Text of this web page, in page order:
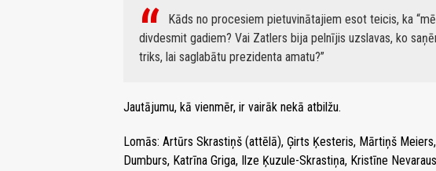
Kāds no procesiem pietuvinātajiem esot teicis, ka
divdesmit gadiem? Vai Zatlers bija pelnījis uzslavas, ko
triks, lai saglabātu prezidenta amatu?
Jautājumu, kā vienmēr, ir vairāk nekā atbilžu.
Lomās: Artūrs Skrastiņš (attēlā), Ģirts Ķesteris, Mārtiņš
Dumburs, Katrīna Griga, Ilze Ķuzule-Skrastiņa, Kristīne